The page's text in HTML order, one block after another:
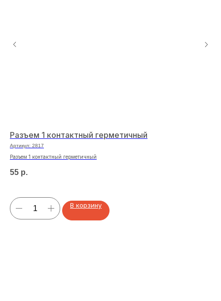
Разъем 1 контактный герметичный
Артикул: 2817
Разъем 1 контактный герметичный
55 р.
В корзину